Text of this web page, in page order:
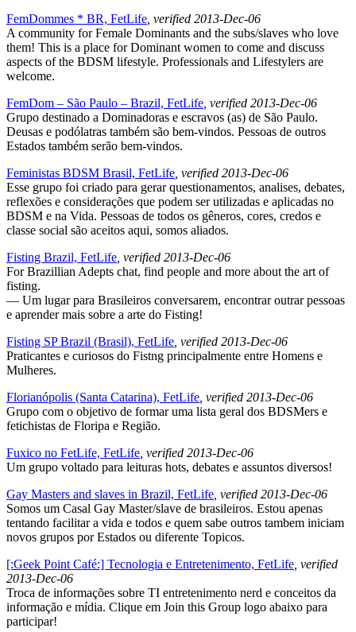
FemDommes * BR, FetLife , verified 2013-Dec-06
A community for Female Dominants and the subs/slaves who love
them! This is a place for Dominant women to come and discuss
aspects of the BDSM lifestyle. Professionals and Lifestylers are
welcome.
FemDom – São Paulo – Brazil, FetLife , verified 2013-Dec-06
Grupo destinado a Dominadoras e escravos (as) de São Paulo.
Deusas e podólatras também são bem-vindos. Pessoas de outros
Estados também serão bem-vindos.
Feministas BDSM Brasil, FetLife , verified 2013-Dec-06
Esse grupo foi criado para gerar questionamentos, analises, debates,
reflexões e considerações que podem ser utilizadas e aplicadas no
BDSM e na Vida. Pessoas de todos os gêneros, cores, credos e
classe social são aceitos aqui, somos aliados.
Fisting Brazil, FetLife , verified 2013-Dec-06
For Brazillian Adepts chat, find people and more about the art of
fisting.
— Um lugar para Brasileiros conversarem, encontrar outrar pessoas
e aprender mais sobre a arte do Fisting!
Fisting SP Brazil (Brasil), FetLife , verified 2013-Dec-06
Praticantes e curiosos do Fistng principalmente entre Homens e
Mulheres.
Florianópolis (Santa Catarina), FetLife , verified 2013-Dec-06
Grupo com o objetivo de formar uma lista geral dos BDSMers e
fetichistas de Floripa e Região.
Fuxico no FetLife, FetLife , verified 2013-Dec-06
Um grupo voltado para leituras hots, debates e assuntos diversos!
Gay Masters and slaves in Brazil, FetLife , verified 2013-Dec-06
Somos um Casal Gay Master/slave de brasileiros. Estou apenas
tentando facilitar a vida e todos e quem sabe outros tambem iniciam
novos grupos por Estados ou diferente Topicos.
[:Geek Point Café:] Tecnologia e Entretenimento, FetLife , verified
2013-Dec-06
Troca de informações sobre TI entretenimento nerd e conceitos da
informação e mídia. Clique em Join this Group logo abaixo para
participar!